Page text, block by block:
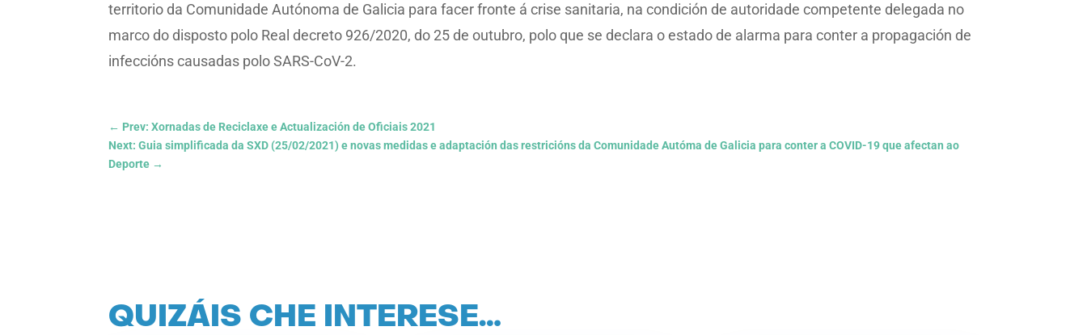
territorio da Comunidade Autónoma de Galicia para facer fronte á crise sanitaria, na condición de autoridade competente delegada no
marco do disposto polo Real decreto 926/2020, do 25 de outubro, polo que se declara o estado de alarma para conter a propagación de
infeccións causadas polo SARS-CoV-2.
← Prev: Xornadas de Reciclaxe e Actualización de Oficiais 2021
Next: Guia simplificada da SXD (25/02/2021) e novas medidas e adaptación das restricións da Comunidade Autóma de Galicia para conter a COVID-19 que afectan ao
Deporte →
QUIZÁIS CHE INTERESE…